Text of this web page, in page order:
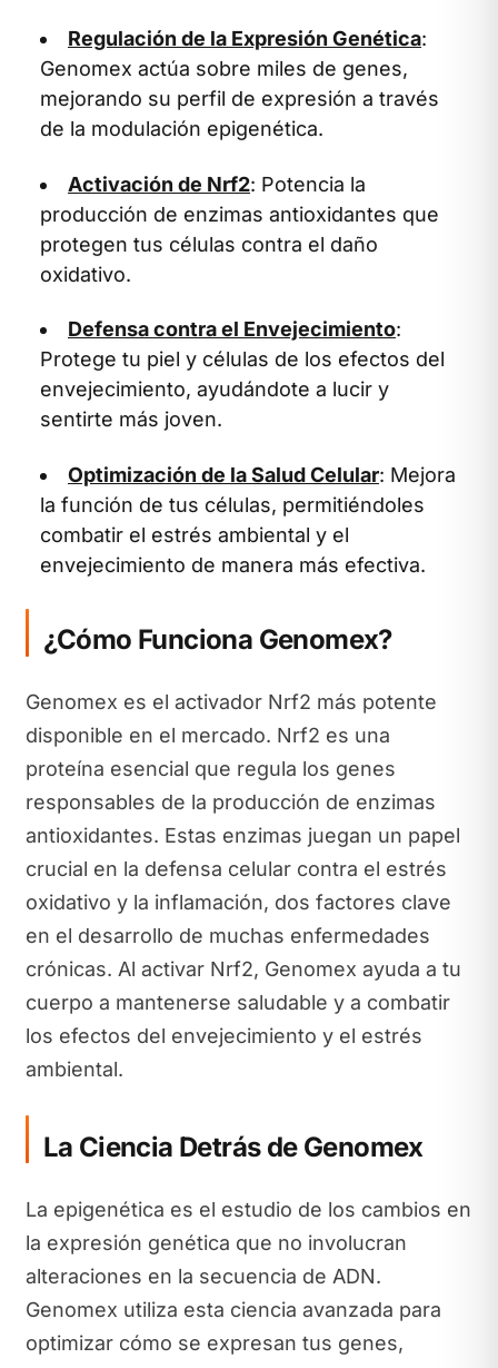
Regulación de la Expresión Genética:
Genomex actúa sobre miles de genes,
mejorando su perfil de expresión a través
de la modulación epigenética.
Activación de Nrf2: Potencia la
producción de enzimas antioxidantes que
protegen tus células contra el daño
oxidativo.
Defensa contra el Envejecimiento:
Protege tu piel y células de los efectos del
envejecimiento, ayudándote a lucir y
sentirte más joven.
Optimización de la Salud Celular: Mejora
la función de tus células, permitiéndoles
combatir el estrés ambiental y el
envejecimiento de manera más efectiva.
¿Cómo Funciona Genomex?
Genomex es el activador Nrf2 más potente
disponible en el mercado. Nrf2 es una
proteína esencial que regula los genes
responsables de la producción de enzimas
antioxidantes. Estas enzimas juegan un papel
crucial en la defensa celular contra el estrés
oxidativo y la inflamación, dos factores clave
en el desarrollo de muchas enfermedades
crónicas. Al activar Nrf2, Genomex ayuda a tu
cuerpo a mantenerse saludable y a combatir
los efectos del envejecimiento y el estrés
ambiental.
La Ciencia Detrás de Genomex
La epigenética es el estudio de los cambios en
la expresión genética que no involucran
alteraciones en la secuencia de ADN.
Genomex utiliza esta ciencia avanzada para
optimizar cómo se expresan tus genes,